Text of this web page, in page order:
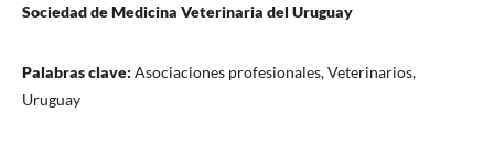
Sociedad de Medicina Veterinaria del Uruguay
Palabras clave: Asociaciones profesionales, Veterinarios,
Uruguay